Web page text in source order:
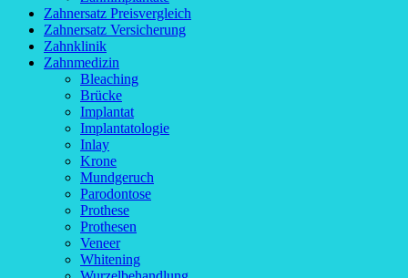
Zahnersatz Preisvergleich
Zahnersatz Versicherung
Zahnklinik
Zahnmedizin
Bleaching
Brücke
Implantat
Implantatologie
Inlay
Krone
Mundgeruch
Parodontose
Prothese
Prothesen
Veneer
Whitening